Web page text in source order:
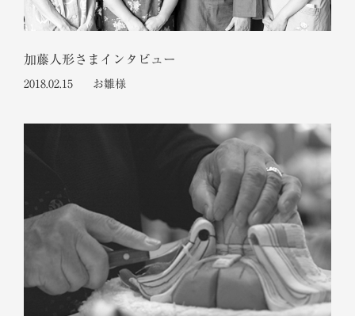
加藤人形さまインタビュー
2018.02.15 お雛様